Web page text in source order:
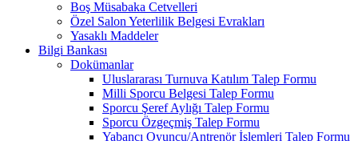
Boş Müsabaka Cetvelleri
Özel Salon Yeterlilik Belgesi Evrakları
Yasaklı Maddeler
Bilgi Bankası
Dokümanlar
Uluslararası Turnuva Katılım Talep Formu
Milli Sporcu Belgesi Talep Formu
Sporcu Şeref Aylığı Talep Formu
Sporcu Özgeçmiş Talep Formu
Yabancı Oyuncu/Antrenör İşlemleri Talep Formu